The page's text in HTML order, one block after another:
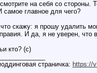
на себя со стороны.
самое главное для чего?
скажу: я прошу удалить
И да, я не уверен, что
кто? (с)
страничка: https://